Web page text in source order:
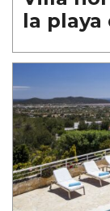
la playa